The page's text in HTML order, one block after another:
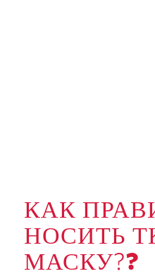
КАК
НОСИТЬ
МАСКУ??